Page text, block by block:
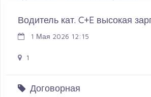
Водитель кат. C+E высокая
1 Мая 2026 12:15
1
Договорная